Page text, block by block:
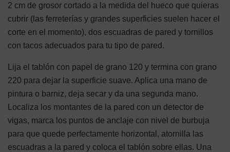
2 cm de grosor cortado a la medida del hueco que quieras
cubrir (las ferreterías y grandes superficies suelen hacer el
corte en el momento), dos escuadras de pared y tornillos
con tacos adecuados para tu tipo de pared.
Lija el tablón con papel de grano 120 y termina con grano
220 para dejar la superficie suave. Aplica una mano de
pintura o barniz, deja secar y da una segunda mano.
Localiza los montantes de la pared con un detector de
vigas, marca los puntos de anclaje con nivel de burbuja
para que quede perfectamente horizontal, atornilla las
escuadras a la pared y coloca el tablón sobre ellas. Una